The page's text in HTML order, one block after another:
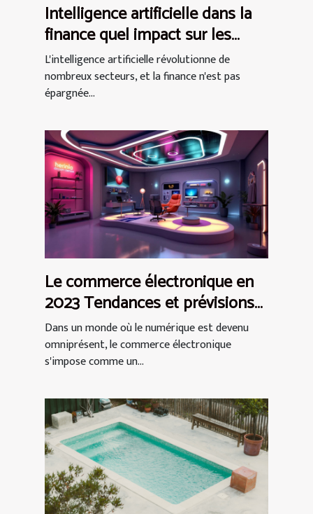
Intelligence artificielle dans la
finance quel impact sur les
investissements
L'intelligence artificielle révolutionne de
nombreux secteurs, et la finance n'est pas
épargnée...
Le commerce électronique en
2023 Tendances et prévisions
pour les PME
Dans un monde où le numérique est devenu
omniprésent, le commerce électronique
s'impose comme un...